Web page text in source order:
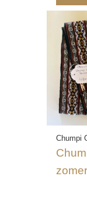
Chumpi
zomer